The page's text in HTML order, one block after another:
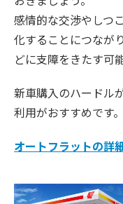
感情的な交渉やしつ
化することにつなが
どに支障をきたす可
新車購入のハードル
利用がおすすめです。
オートフラットの詳